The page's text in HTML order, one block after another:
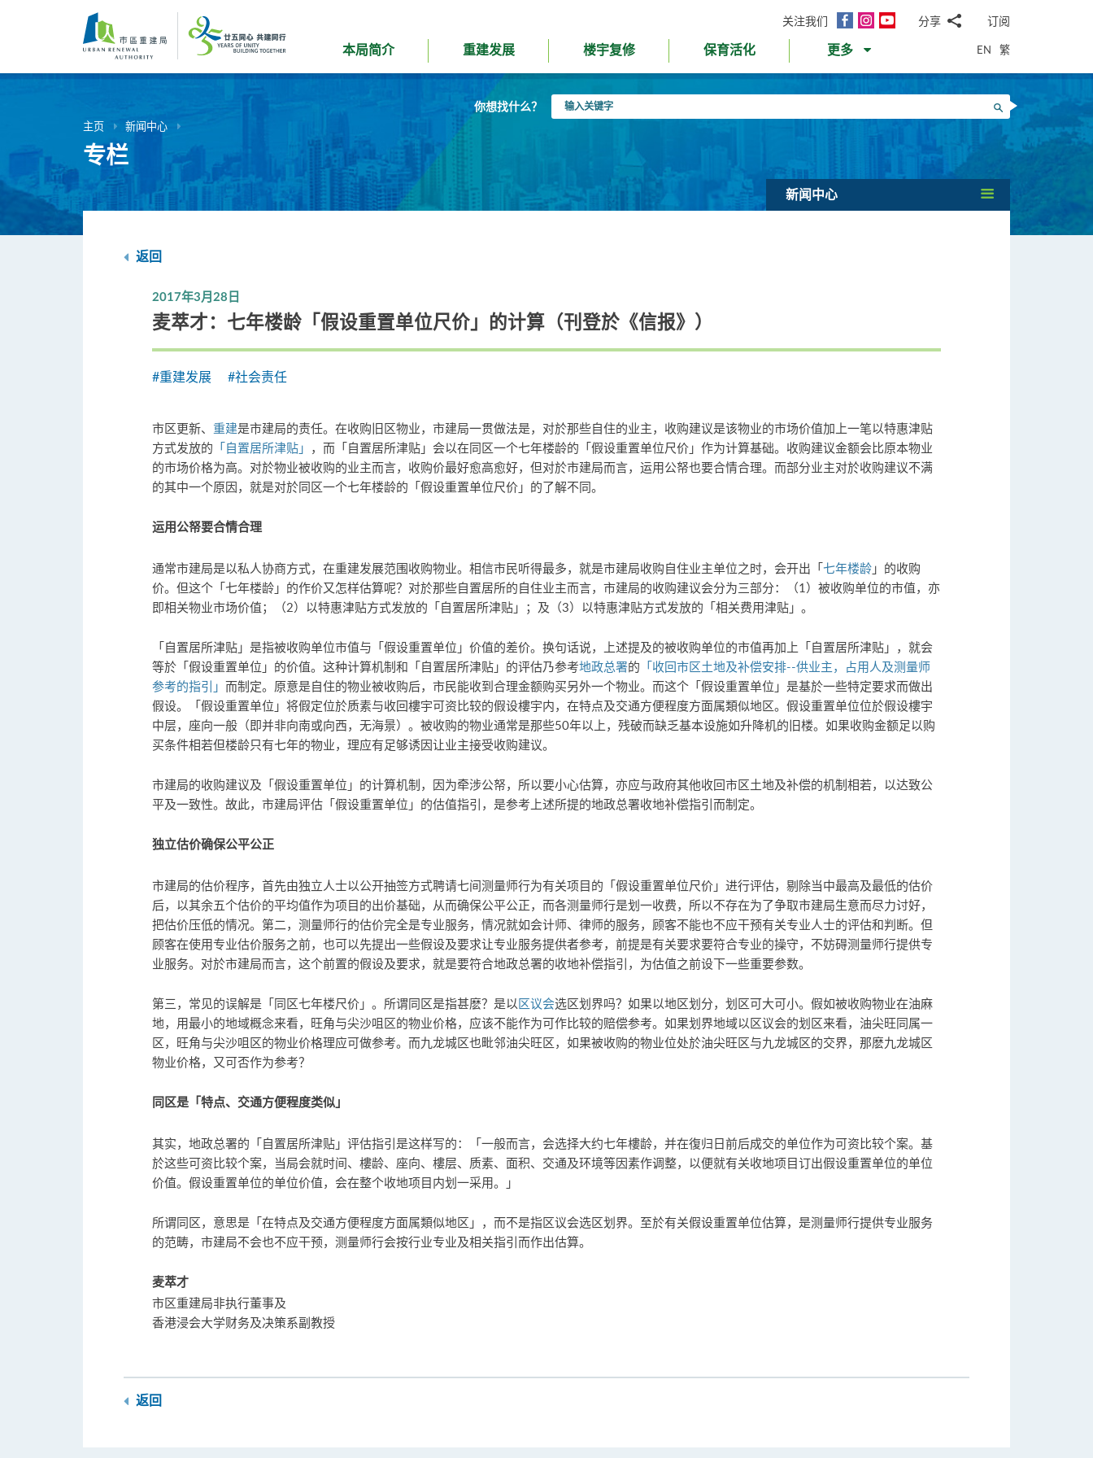
内
关注我们
面
InstagramYouTube分享
邮WhatsApp
微
信
面
书Twitter
LinkedIn
微
订阅
本局简介 重建发展 楼宇复修 保育活化 更多 EN 繁
你想找什么？
入
搜寻
主页 新闻中心
专栏
新闻中心
返回
2017年3月28日
麦萃才：七年楼龄「假设重置单位尺价」的计算（刊登於《信报》）
#重建发展 #社会责任
市区更新、 重建是市建局的责任。在收购旧区物业，市建局一贯做法是，对於那些自住的业主，收购建议是该物业的市场价值加上一笔以特惠津贴
方式发放的 「自置居所津贴」 ，而「自置居所津贴」会以在同区一个七年楼龄的「假设重置单位尺价」作为计算基础。收购建议金额会比原本物业
的市场价格为高。对於物业被收购的业主而言，收购价最好愈高愈好，但对於市建局而言，运用公帑也要合情合理。而部分业主对於收购建议不满
的其中一个原因，就是对於同区一个七年楼龄的「假设重置单位尺价」的了解不同。
运用公帑要合情合理
通常市建局是以私人协商方式，在重建发展范围收购物业。相信市民听得最多，就是市建局收购自住业主单位之时，会开出「七年楼龄 」的收购
价。但这个「七年楼龄」的作价又怎样估算呢？对於那些自置居所的自住业主而言，市建局的收购建议会分为三部分：（1）被收购单位的市值，亦
即相关物业市场价值；（2）以特惠津贴方式发放的「自置居所津贴」；及（3）以特惠津贴方式发放的「相关费用津贴」。
「自置居所津贴」是指被收购单位市值与「假设重置单位」价值的差价。换句话说，上述提及的被收购单位的市值再加上「自置居所津贴」，就会
等於「假设重置单位」的价值。这种计算机制和「自置居所津贴」的评估乃参考地政总署的 「收回市区土地及补偿安排--供业主，占用人及测量师
参考的指引」 而制定。原意是自住的物业被收购后，市民能收到合理金额购买另外一个物业。而这个「假设重置单位」是基於一些特定要求而做出
假设。「假设重置单位」将假定位於质素与收回樓宇可资比较的假设樓宇内，在特点及交通方便程度方面属類似地区。假设重置单位位於假设樓宇
中层，座向一般（即并非向南或向西，无海景）。被收购的物业通常是那些50年以上，残破而缺乏基本设施如升降机的旧楼。如果收购金额足以购
买条件相若但楼龄只有七年的物业，理应有足够诱因让业主接受收购建议。
市建局的收购建议及「假设重置单位」的计算机制，因为牵涉公帑，所以要小心估算，亦应与政府其他收回市区土地及补偿的机制相若，以达致公
平及一致性。故此，市建局评估「假设重置单位」的估值指引，是参考上述所提的地政总署收地补偿指引而制定。
独立估价确保公平公正
市建局的估价程序，首先由独立人士以公开抽签方式聘请七间测量师行为有关项目的「假设重置单位尺价」进行评估，剔除当中最高及最低的估价
后，以其余五个估价的平均值作为项目的出价基础，从而确保公平公正，而各测量师行是划一收费，所以不存在为了争取市建局生意而尽力讨好，
把估价压低的情况。第二，测量师行的估价完全是专业服务，情况就如会计师、律师的服务，顾客不能也不应干预有关专业人士的评估和判断。但
顾客在使用专业估价服务之前，也可以先提出一些假设及要求让专业服务提供者参考，前提是有关要求要符合专业的操守，不妨碍测量师行提供专
业服务。对於市建局而言，这个前置的假设及要求，就是要符合地政总署的收地补偿指引，为估值之前设下一些重要参数。
第三，常见的误解是「同区七年楼尺价」。所谓同区是指甚麽？是以区议会选区划界吗？如果以地区划分，划区可大可小。假如被收购物业在油麻
地，用最小的地域概念来看，旺角与尖沙咀区的物业价格，应该不能作为可作比较的赔偿参考。如果划界地域以区议会的划区来看，油尖旺同属一
区，旺角与尖沙咀区的物业价格理应可做参考。而九龙城区也毗邻油尖旺区，如果被收购的物业位处於油尖旺区与九龙城区的交界，那麽九龙城区
物业价格，又可否作为参考？
同区是「特点、交通方便程度类似」
其实，地政总署的「自置居所津贴」评估指引是这样写的：「一般而言，会选择大约七年樓龄，并在復归日前后成交的单位作为可资比较个案。基
於这些可资比较个案，当局会就时间、樓龄、座向、樓层、质素、面积、交通及环境等因素作调整，以便就有关收地项目订出假设重置单位的单位
价值。假设重置单位的单位价值，会在整个收地项目内划一采用。」
所谓同区，意思是「在特点及交通方便程度方面属類似地区」，而不是指区议会选区划界。至於有关假设重置单位估算，是测量师行提供专业服务
的范畴，市建局不会也不应干预，测量师行会按行业专业及相关指引而作出估算。
麦萃才
市区重建局非执行董事及
香港浸会大学财务及决策系副教授
返回